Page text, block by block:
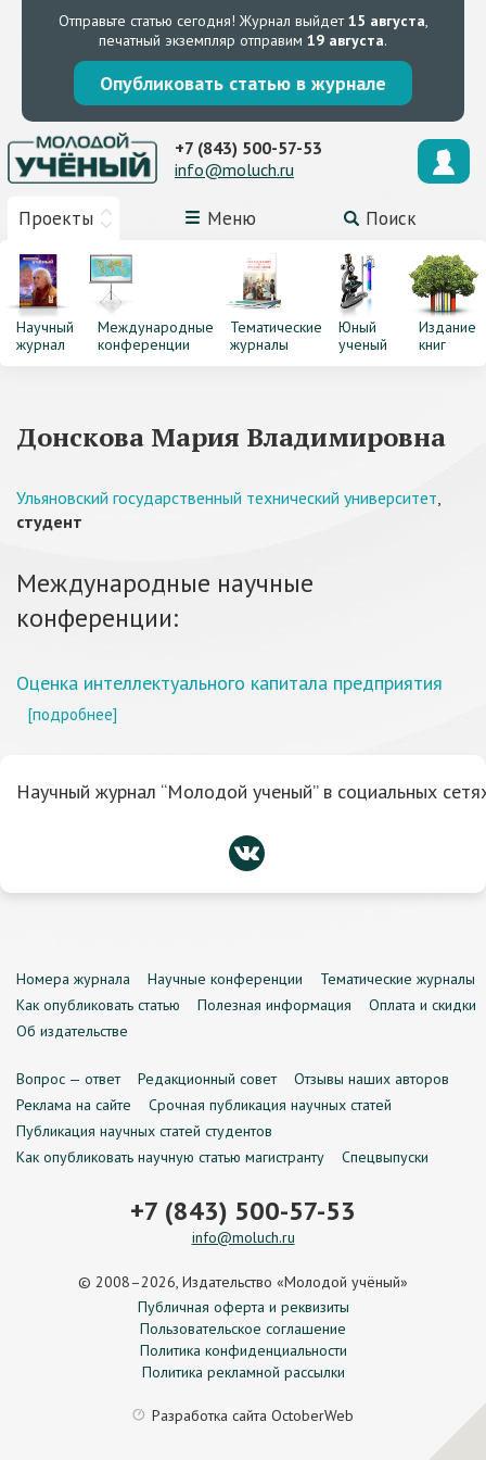
Отправьте статью сегодня! Журнал выйдет15 августа,
печатный экземпляр отправим 19 августа.
Опубликовать статью в журнале
Проекты Меню Поиск
+7 (843) 500-57-53
info@moluch.ru
Научный
журнал
Международные
конференции
Тематические
журналы
Юный
ученый
Издание
книг
Донскова Мария Владимировна
Ульяновский государственный технический университет,
студент
Международные научные
конференции:
Оценка интеллектуального капитала предприятия
[подробнее]
Научный журнал “Молодой ученый” в социальных
Номера журнала Научные конференции
Тематические журналы
Как опубликовать статью
Полезная информация
Оплата и скидки
Об издательстве
Вопрос — ответ Редакционный совет
Отзывы наших авторов
Реклама на сайте
Срочная публикация научных статей
Публикация научных статей студентов
Как опубликовать научную статью магистранту
Спецвыпуски
+7 (843) 500-57-53
info@moluch.ru
© 2008–2026, Издательство «Молодой учёный»
Публичная оферта и реквизиты
Пользовательское соглашение
Политика конфиденциальности
Политика рекламной рассылки
Разработка сайта OctoberWeb